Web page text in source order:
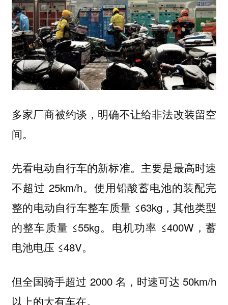
多家厂商被约谈，明确不让给非法改装留空
间。
先看电动自行车的新标准。主要是最高时速
不超过 25km/h。使用铅酸蓄电池的装配完
整的电动自行车整车质量 ≤63kg，其他类型
的整车质量 ≤55kg。电机功率 ≤400W，蓄
电池电压 ≤48V。
但全国骑手超过 2000 名，时速可达 50km/h
以上的大有车在。